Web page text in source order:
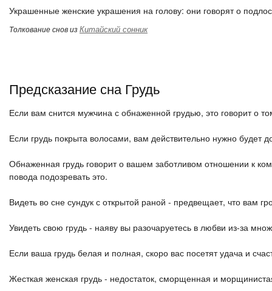
Украшенные женские украшения на голову: они говорят о
Толкование снов изКитайский сонник
Предсказание сна Грудь
Если вам снится мужчина с обнаженной грудью, это говорит о
Если грудь покрыта волосами, вам действительно нужно будет
Обнаженная грудь говорит о вашем заботливом отношении к
повода подозревать это.
Видеть во сне сундук с открытой раной - предвещает, что вам
Увидеть свою грудь - наяву вы разочаруетесь в любви из-за
Если ваша грудь белая и полная, скоро вас посетят удача и
Жесткая женская грудь - недостаток, сморщенная и